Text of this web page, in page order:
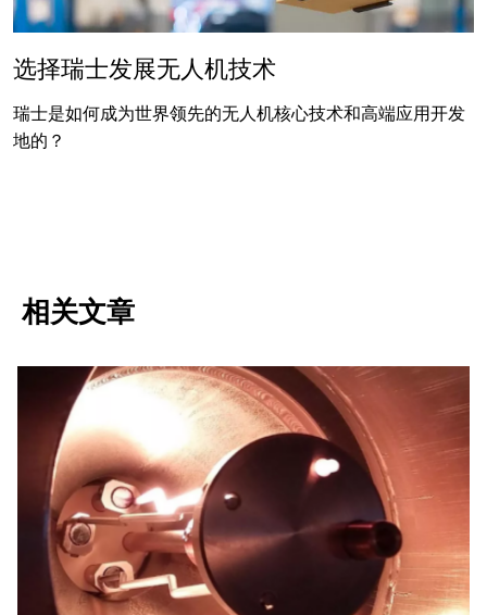
选择瑞士发展无人机技术
瑞士是如何成为世界领先的无人机核心技术和高端应用开发
地的？
相关文章